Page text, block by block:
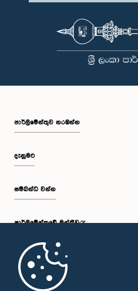
පාර්ලි‌මේන්තුව නරඹන්න
දැනුමට
සම්බන්ධ වන්න
පාර්ලි‌මේන්තුවේ මන්ත්‍රීවරු
මුල් පිටුව